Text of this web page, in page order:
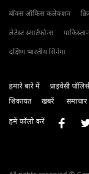
बॉक्स ऑफिस कलेक्शन
लेटेस्ट स्मार्टफोन्स
दक्षिण भारतीय सिनेमा
हमारे बारे में प्राइवेसी
शिकायत
खबरें समाचार
हमें फॉलो करें